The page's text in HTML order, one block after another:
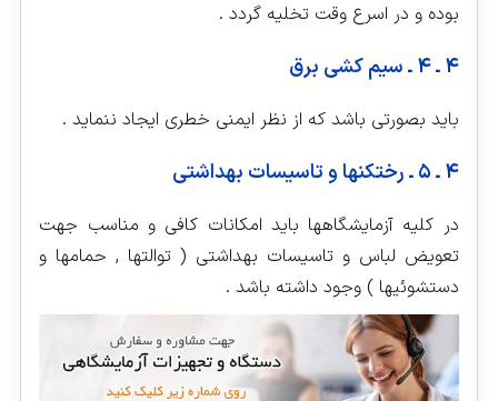
بوده و در اسرع وقت تخلیه گردد .
۴ ـ ۴ ـ سیم کشی برق
باید بصورتی باشد که از نظر ایمنی خطری ایجاد ننماید .
۴ ـ ۵ ـ رختکن‏ها و تاسیسات بهداشتی
در کلیه آزمایشگاهها باید امکانات کافی و مناسب جهت
تعویض لباس و تاسیسات بهداشتی ( توالت‏ها , حمام‏ها و
دستشوئی‏ها ) وجود داشته باشد .